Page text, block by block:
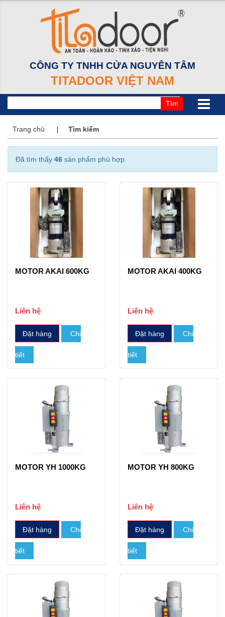
CÔNG TY TNHH CỬA NGUYÊN TÂM
TITADOOR VIỆT NAM
Tìm
Trang chủ Tìm kiếm
Đã tìm thấy 46 sản phẩm phù hợp
MOTOR AKAI 600KG
Liên hệ
Đặt hàng Chi
tiết
MOTOR AKAI 400KG
Liên hệ
Đặt hàng Chi
tiết
MOTOR YH 1000KG
Liên hệ
Đặt hàng Chi
tiết
MOTOR YH 800KG
Liên hệ
Đặt hàng Chi
tiết